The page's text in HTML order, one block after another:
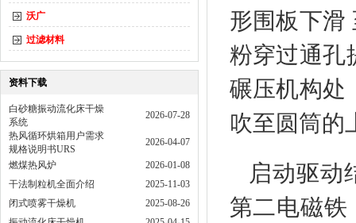
沃广
过滤材料
资料下载
白砂糖振动流化床干燥
系统
2026-07-28
热风循环烘箱用户需求
规格说明书URS
2026-04-07
燃煤热风炉
2026-01-08
干法制粒机全面介绍
2025-11-03
闭式喷雾干燥机
2025-08-26
形围板下滑
粉穿过通孔
碾压机构处
吹至圆筒的
启动驱动
第二电磁铁